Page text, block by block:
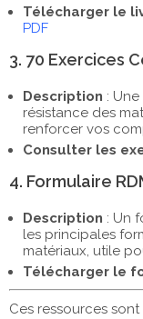
Télécharger le
PDF
3. 70 Exercices
Description :
résistance des
renforcer vos
Consulter les
4. Formulaire
Description : Un
les principales
matériaux, utile
Télécharger le
Ces ressources